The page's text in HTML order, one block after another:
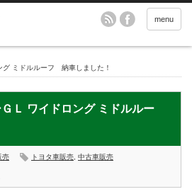
menu
グ ミドルルーフ 納車しました！
Ｌ ワイドロング ミドルルー
売 トヨタ車販売 中古車販売